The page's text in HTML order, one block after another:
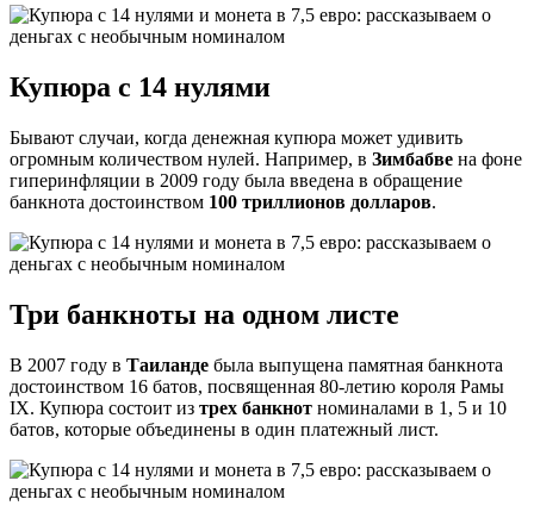
Купюра с 14 нулями
Бывают случаи, когда денежная купюра может удивить
огромным количеством нулей. Например, в Зимбабве на фоне
гиперинфляции в 2009 году была введена в обращение
банкнота достоинством 100 триллионов долларов.
Три банкноты на одном листе
В 2007 году в Таиланде была выпущена памятная банкнота
достоинством 16 батов, посвященная 80-летию короля Рамы
IX. Купюра состоит из трех банкнот номиналами в 1, 5 и 10
батов, которые объединены в один платежный лист.